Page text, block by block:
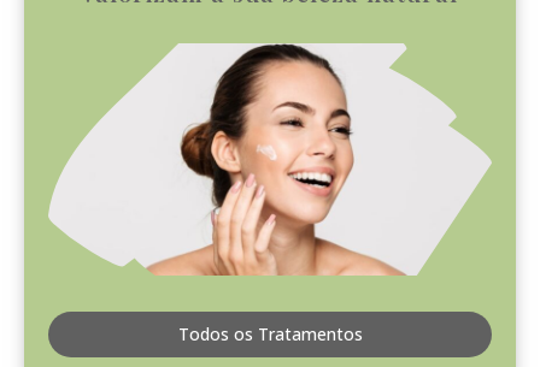
Todos os Tratamentos